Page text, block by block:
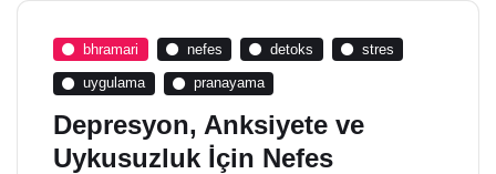
bhramari nefes detoks stres
uygulama pranayama
Depresyon, Anksiyete ve
Uykusuzluk İçin Nefes